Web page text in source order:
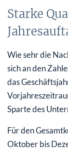
Starke
Wie sehr die
sich an den
das
Sparte des
Für den
Oktober bis